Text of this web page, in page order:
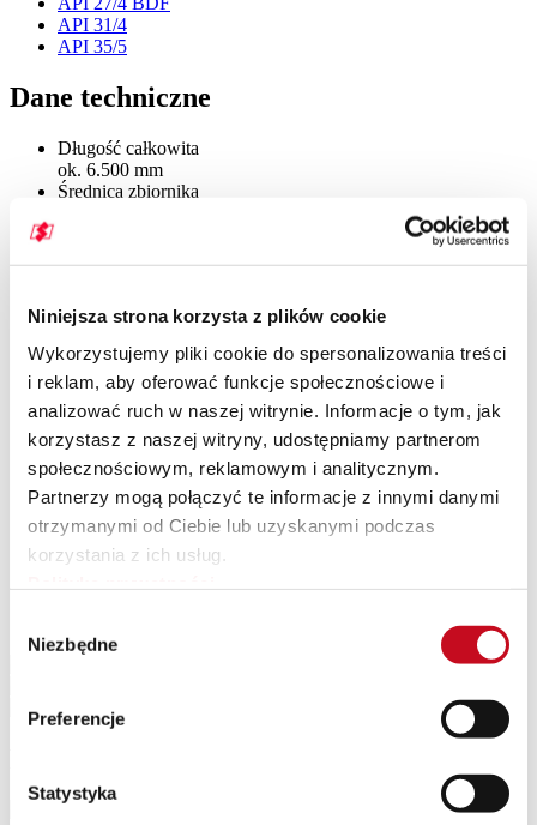
Niniejsza strona korzysta z plików cookie
Wykorzystujemy pliki cookie do spersonalizowania treści
i reklam, aby oferować funkcje społecznościowe i
analizować ruch w naszej witrynie. Informacje o tym, jak
korzystasz z naszej witryny, udostępniamy partnerom
społecznościowym, reklamowym i analitycznym.
Partnerzy mogą połączyć te informacje z innymi danymi
otrzymanymi od Ciebie lub uzyskanymi podczas
korzystania z ich usług.
zgody
Niezbędne
Preferencje
Statystyka
API 31/4
API 35/5
Dane techniczne
Długość całkowita
ok. 6.500 mm
Średnica zbiornika
Ciężar zabudowy bez ładunku
ok. 2,2 t
Komora ciśnieniowa
1
Otwory wsypowe
DN 450 [3x]
Leje spustowe
DN 800 [1x]
Temperatura pracy
-40°C / +80°C
Ciśnienie robocze
2 bar